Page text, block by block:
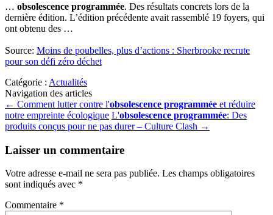
… obsolescence programmée. Des résultats concrets lors de la
dernière édition. L’édition précédente avait rassemblé 19 foyers, qui
ont obtenu des …
Source: Moins de poubelles, plus d’actions : Sherbrooke recrute
pour son défi zéro déchet
Catégorie : Actualités
Navigation des articles
← Comment lutter contre l'obsolescence programmée et réduire
notre empreinte écologique L'obsolescence programmée: Des
produits conçus pour ne pas durer – Culture Clash →
Laisser un commentaire
Votre adresse e-mail ne sera pas publiée. Les champs obligatoires
sont indiqués avec *
Commentaire *